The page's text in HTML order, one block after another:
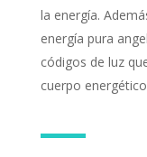
la energía.
energía pura
códigos de luz
cuerpo